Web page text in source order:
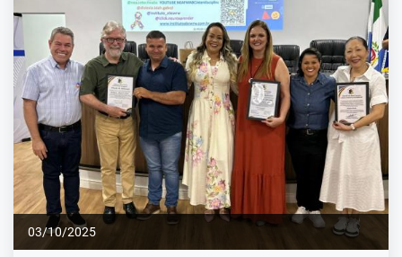
03/10/2025